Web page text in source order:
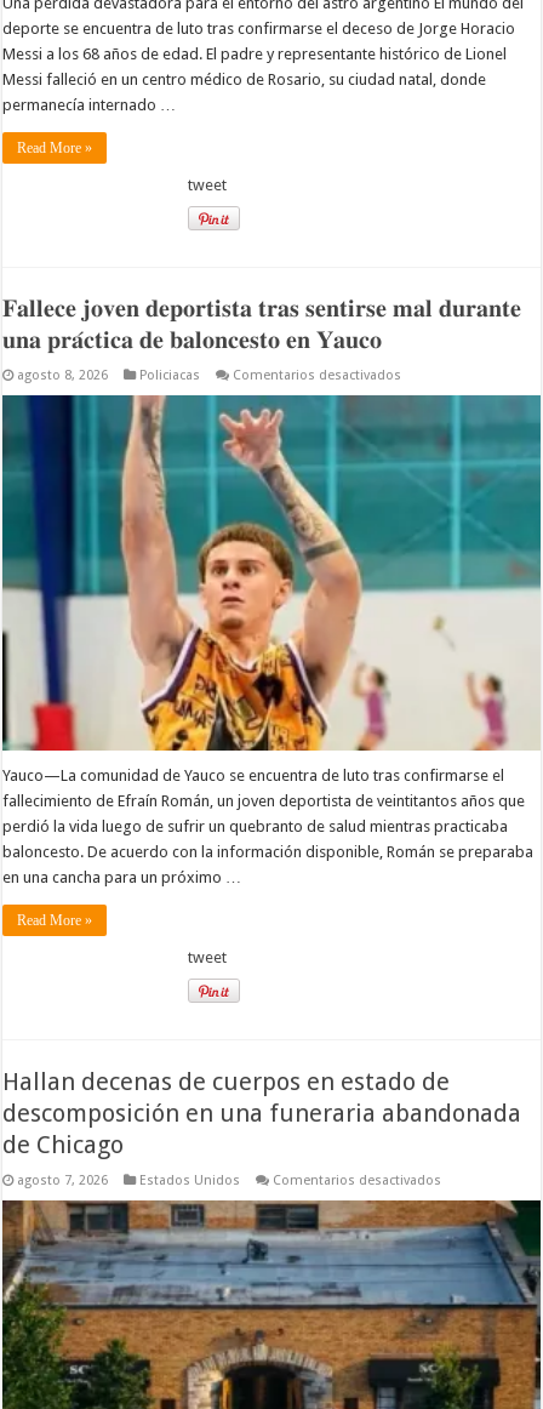
deporte se encuentra de luto tras confirmarse el deceso de Jorge Horacio
Messi a los 68 años de edad. El padre y representante histórico de Lionel
Messi falleció en un centro médico de Rosario, su ciudad natal, donde
permanecía internado …
Read More »
tweet
𝐅𝐚𝐥𝐥𝐞𝐜𝐞 𝐣𝐨𝐯𝐞𝐧 𝐝𝐞𝐩𝐨𝐫𝐭𝐢𝐬𝐭𝐚 𝐭𝐫𝐚𝐬 𝐬𝐞𝐧𝐭𝐢𝐫𝐬𝐞 𝐦𝐚𝐥 𝐝𝐮𝐫𝐚𝐧𝐭𝐞
𝐮𝐧𝐚 𝐩𝐫𝐚́𝐜𝐭𝐢𝐜𝐚 𝐝𝐞 𝐛𝐚𝐥𝐨𝐧𝐜𝐞𝐬𝐭𝐨 𝐞𝐧 𝐘𝐚𝐮𝐜𝐨
agosto 8, 2026 Policiacas Comentarios desactivados
𝐬𝐞𝐧𝐭𝐢𝐫𝐬𝐞
𝐦𝐚𝐥
𝐝𝐮𝐫𝐚𝐧𝐭𝐞
𝐩𝐫𝐚́𝐜𝐭𝐢𝐜𝐚
Yauco—La comunidad de Yauco se encuentra de luto tras confirmarse el
fallecimiento de Efraín Román, un joven deportista de veintitantos años que
perdió la vida luego de sufrir un quebranto de salud mientras practicaba
baloncesto. De acuerdo con la información disponible, Román se preparaba
en una cancha para un próximo …
Read More »
tweet
Hallan decenas de cuerpos en estado de
descomposición en una funeraria abandonada
de Chicago
agosto 7, 2026 Estados Unidos Comentarios desactivados
decenas
de
cuerpos
estado
en
una
funeraria
abandonada
de
Chicago